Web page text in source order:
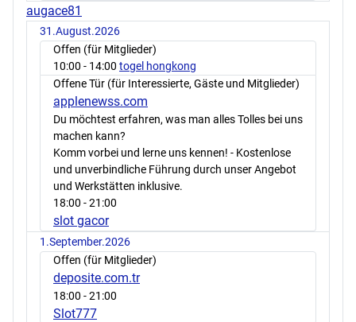
augace81
31.August.2026
Offen (für Mitglieder)
10:00 - 14:00 togel hongkong
Offene Tür (für Interessierte, Gäste und Mitglieder)
applenewss.com
Du möchtest erfahren, was man alles Tolles bei uns
machen kann?
Komm vorbei und lerne uns kennen! - Kostenlose
und unverbindliche Führung durch unser Angebot
und Werkstätten inklusive.
18:00 - 21:00
slot gacor
1.September.2026
Offen (für Mitglieder)
deposite.com.tr
18:00 - 21:00
Slot777